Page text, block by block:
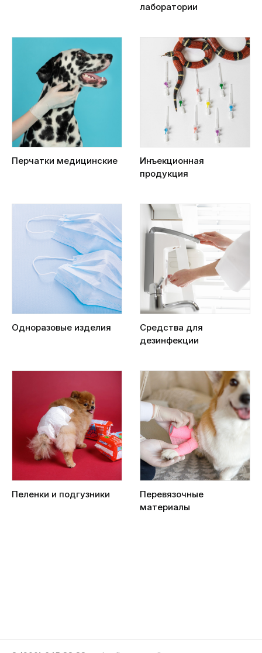
лаборатории
Перчатки медицинские
Инъекционная
продукция
Одноразовые изделия
Средства для
дезинфекции
Пеленки и подгузники
Перевязочные
материалы